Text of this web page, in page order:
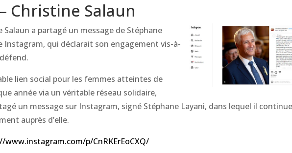
Christine Salaun
Salaun a partagé un message de Stéphane
Instagram, qui déclarait son engagement vis-à-
lien social pour les femmes atteintes de
année via un véritable réseau solidaire,
un message sur Instagram, signé Stéphane Layani, dans lequel il
auprès d’elle.
www.instagram.com/p/CnRKErEoCXQ/